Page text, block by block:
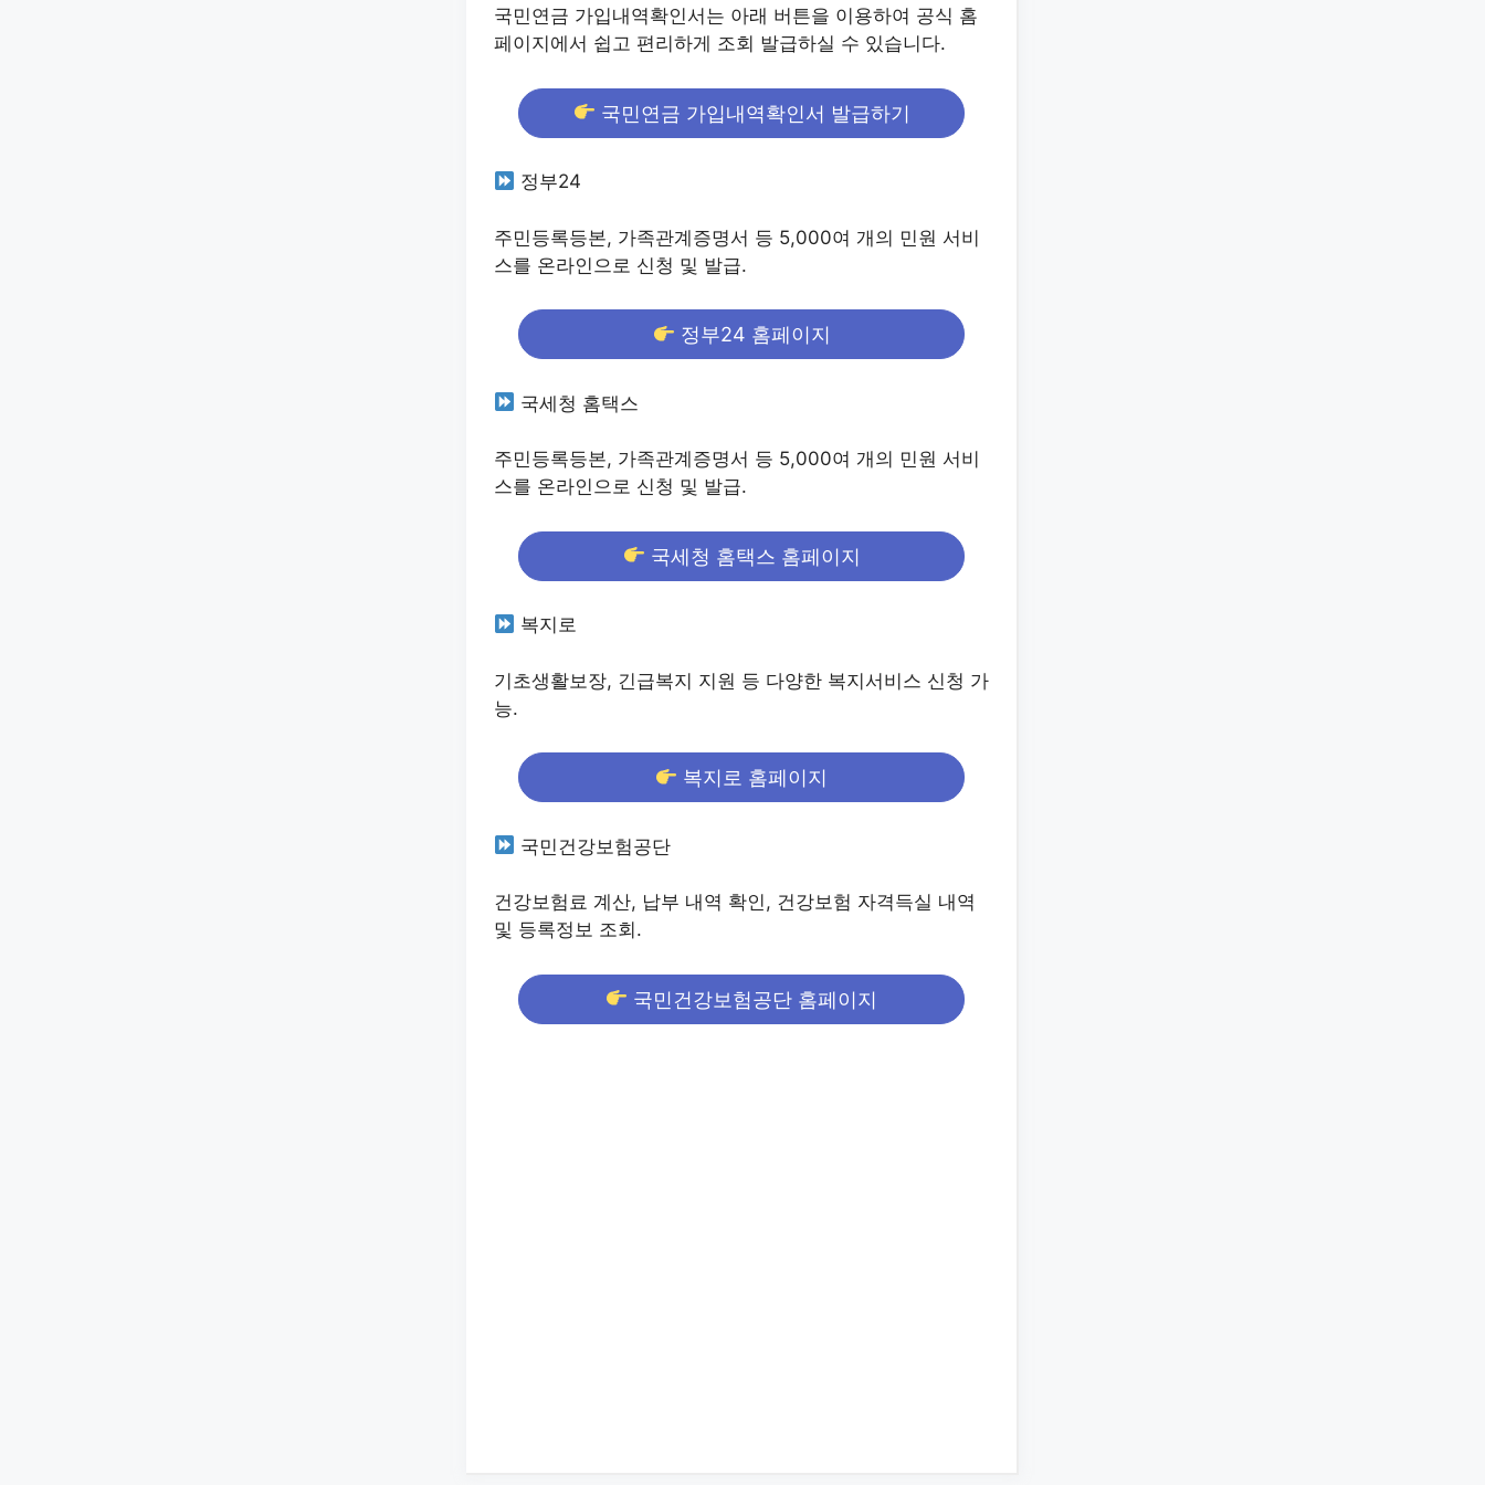
국민연금 가입내역확인서는 아래 버튼을 이용하여 공식 홈
페이지에서 쉽고 편리하게 조회 발급하실 수 있습니다.
국민연금 가입내역확인서 발급하기
정부24
주민등록등본, 가족관계증명서 등 5,000여 개의 민원 서비
스를 온라인으로 신청 및 발급.
정부24 홈페이지
국세청 홈택스
주민등록등본, 가족관계증명서 등 5,000여 개의 민원 서비
스를 온라인으로 신청 및 발급.
국세청 홈택스 홈페이지
복지로
기초생활보장, 긴급복지 지원 등 다양한 복지서비스 신청 가
능.
복지로 홈페이지
국민건강보험공단
건강보험료 계산, 납부 내역 확인, 건강보험 자격득실 내역
및 등록정보 조회.
국민건강보험공단 홈페이지